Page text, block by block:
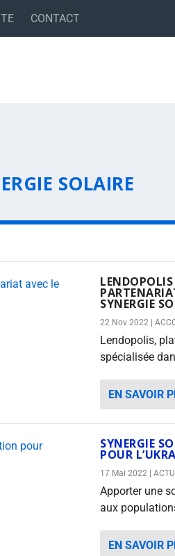
CONTACT
SOLAIRE
SYNERGIE
22 Nov 2022
Lendopolis,
spécialisée
EN SAVOIR
SYNERGIE
POUR
17 Mai 2022 ACTU
Apporter une
aux
EN SAVOIR